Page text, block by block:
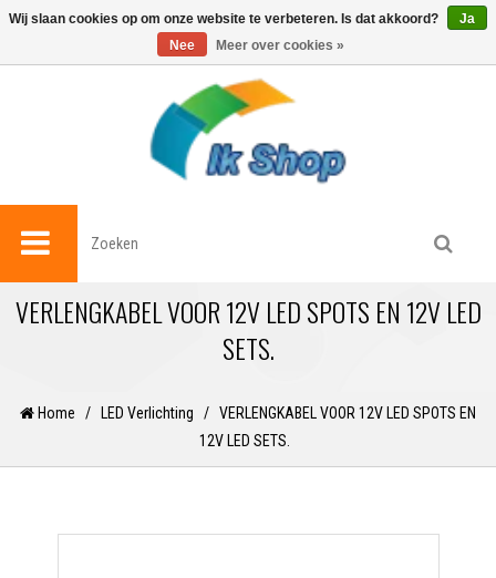
0
VERLENGKABEL VOOR 12V LED SPOTS EN 12V LED
SETS.
Home / LED Verlichting / VERLENGKABEL VOOR 12V LED SPOTS EN
12V LED SETS.
Wij slaan cookies op om onze website te verbeteren. Is dat akkoord?
Ja
Nee
Meer over cookies »